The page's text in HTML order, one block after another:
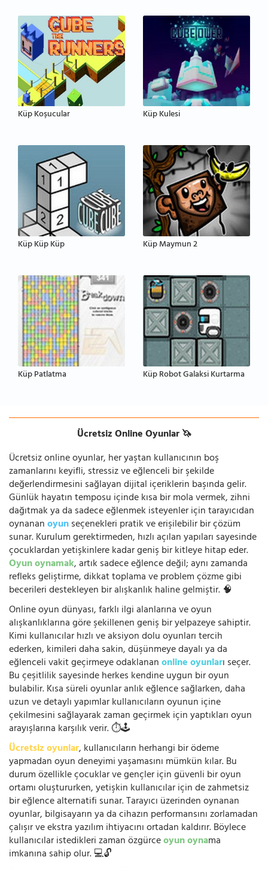
Küp Koşucular Küp Kulesi
Küp Küp Küp Küp Maymun 2
Küp Patlatma Küp Robot Galaksi Kurtarma
Ücretsiz Online Oyunlar 🦄
Ücretsiz online oyunlar, her yaştan kullanıcının boş
zamanlarını keyifli, stressiz ve eğlenceli bir şekilde
değerlendirmesini sağlayan dijital içeriklerin başında gelir.
Günlük hayatın temposu içinde kısa bir mola vermek, zihni
dağıtmak ya da sadece eğlenmek isteyenler için tarayıcıdan
oynananoyunseçenekleri pratik ve erişilebilir bir çözüm
sunar. Kurulum gerektirmeden, hızlı açılan yapıları sayesinde
çocuklardan yetişkinlere kadar geniş bir kitleye hitap eder.
Oyun oynamak, artık sadece eğlence değil; aynı zamanda
refleks geliştirme, dikkat toplama ve problem çözme gibi
becerileri destekleyen bir alışkanlık haline gelmiştir. 🧠
Online oyun dünyası, farklı ilgi alanlarına ve oyun
alışkanlıklarına göre şekillenen geniş bir yelpazeye sahiptir.
Kimi kullanıcılar hızlı ve aksiyon dolu oyunları tercih
ederken, kimileri daha sakin, düşünmeye dayalı ya da
eğlenceli vakit geçirmeye odaklananonline oyunları seçer.
Bu çeşitlilik sayesinde herkes kendine uygun bir oyun
bulabilir. Kısa süreli oyunlar anlık eğlence sağlarken, daha
uzun ve detaylı yapımlar kullanıcıların oyunun içine
çekilmesini sağlayarak zaman geçirmek için yaptıkları oyun
arayışlarına karşılık verir. ⏱️🕹️
Ücretsiz oyunlar, kullanıcıların herhangi bir ödeme
yapmadan oyun deneyimi yaşamasını mümkün kılar. Bu
durum özellikle çocuklar ve gençler için güvenli bir oyun
ortamı oluştururken, yetişkin kullanıcılar için de zahmetsiz
bir eğlence alternatifi sunar. Tarayıcı üzerinden oynanan
oyunlar, bilgisayarın ya da cihazın performansını zorlamadan
çalışır ve ekstra yazılım ihtiyacını ortadan kaldırır. Böylece
kullanıcılar istedikleri zaman özgürceoyun oynama
imkanına sahip olur. 💻🔓